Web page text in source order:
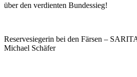
über den verdienten Bundessieg!
Reservesiegerin bei den Färsen –
Michael Schäfer